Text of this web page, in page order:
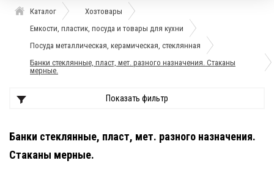
Каталог
Хозтовары
Емкости, пластик, посуда и товары для кухни
Посуда металлическая, керамическая, стеклянная
Банки стеклянные, пласт, мет. разного назначения. Стаканы
мерные.
Показать фильтр
Банки стеклянные, пласт, мет. разного назначения.
Стаканы мерные.